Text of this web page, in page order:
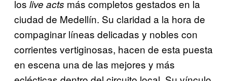
los live acts más completos gestados en la
ciudad de Medellín. Su claridad a la hora de
compaginar líneas delicadas y nobles con
corrientes vertiginosas, hacen de esta puesta
en escena una de las mejores y más